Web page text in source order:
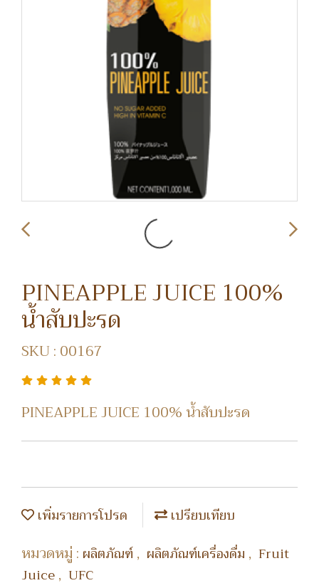
PINEAPPLE JUICE 100%
น้ำสับปะรด
SKU : 00167
PINEAPPLE JUICE 100% น้ำสับปะรด
เพิ่มรายการโปรด เปรียบเทียบ
หมวดหมู่ : ผลิตภัณฑ์, ผลิตภัณฑ์เครื่องดื่ม , Fruit
Juice, UFC